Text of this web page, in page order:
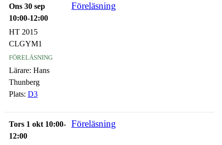
Ons 30 sep
10:00-12:00
Föreläsning
HT 2015
CLGYM1
föreläsning
Lärare: Hans
Thunberg
Plats: D3
Tors 1 okt 10:00-
12:00
Föreläsning